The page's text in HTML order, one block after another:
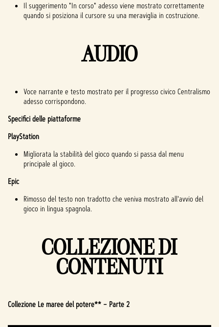
Il suggerimento "In corso" adesso viene mostrato correttamente
quando si posiziona il cursore su una meraviglia in costruzione.
AUDIO
Voce narrante e testo mostrato per il progresso civico Centralismo
adesso corrispondono.
Specifici delle piattaforme
PlayStation
Migliorata la stabilità del gioco quando si passa dal menu
principale al gioco.
Epic
Rimosso del testo non tradotto che veniva mostrato all'avvio del
gioco in lingua spagnola.
COLLEZIONE DI
CONTENUTI
Collezione Le maree del potere** – Parte 2